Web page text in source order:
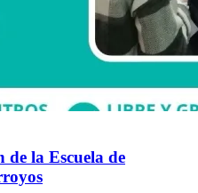
de la Escuela de